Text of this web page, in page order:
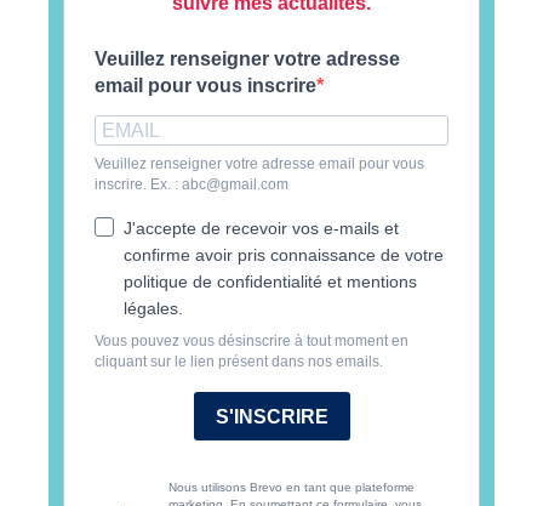
Veuillez renseigner votre adresse
email pour vous inscrire
Veuillez renseigner votre adresse email pour vous
inscrire. Ex. : abc@gmail.com
J'accepte de recevoir vos e-mails et
confirme avoir pris connaissance de votre
politique de confidentialité et mentions
légales.
Vous pouvez vous désinscrire à tout moment en
cliquant sur le lien présent dans nos emails.
S'INSCRIRE
Nous utilisons Brevo en tant que plateforme